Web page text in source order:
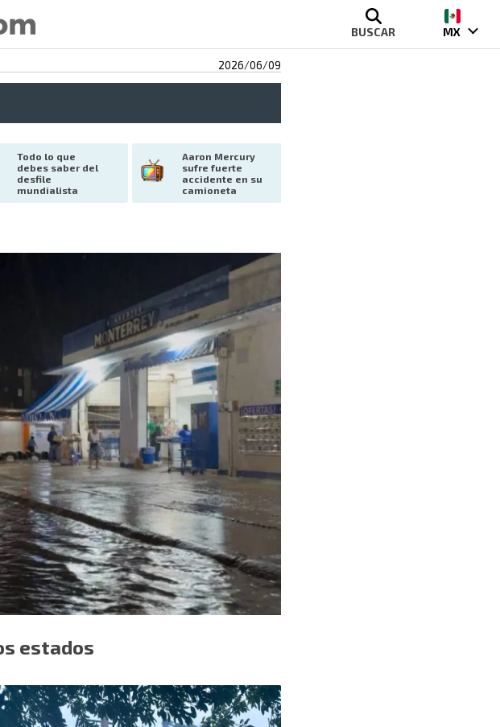
BUSCAR MX
2026/06/09
Todo lo que
debes saber del
desfile
mundialista
Aaron Mercury
sufre fuerte
accidente en su
camioneta
estados